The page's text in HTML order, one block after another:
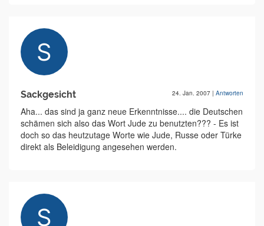
Sackgesicht 24. Jan. 2007 | Antworten
Aha... das sind ja ganz neue Erkenntnisse.... die Deutschen
schämen sich also das Wort Jude zu benutzten??? - Es ist
doch so das heutzutage Worte wie Jude, Russe oder Türke
direkt als Beleidigung angesehen werden.